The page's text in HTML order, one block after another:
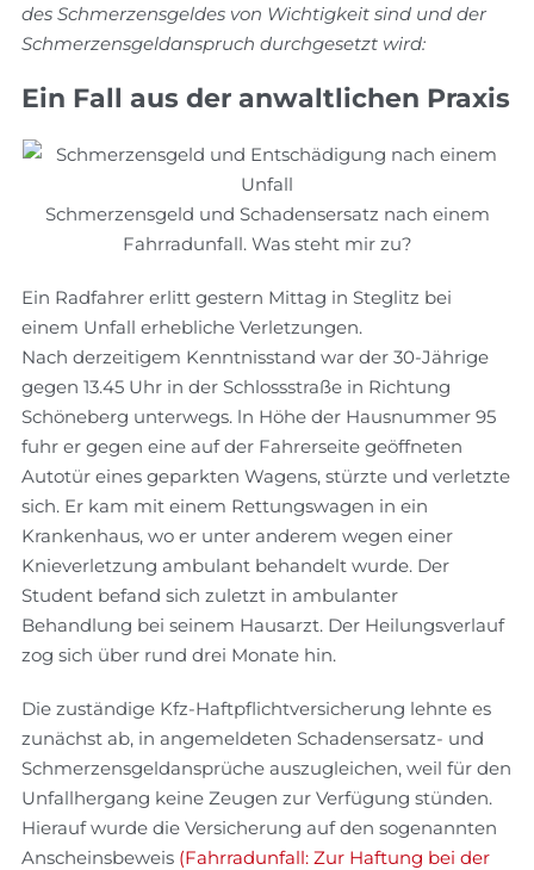
des Schmerzensgeldes von Wichtigkeit sind und der
Schmerzensgeldanspruch durchgesetzt wird:
Ein Fall aus der anwaltlichen Praxis
Schmerzensgeld und Schadensersatz nach einem
Fahrradunfall. Was steht mir zu?
Ein Radfahrer erlitt gestern Mittag in Steglitz bei
einem Unfall erhebliche Verletzungen.
Nach derzeitigem Kenntnisstand war der 30-Jährige
gegen 13.45 Uhr in der Schlossstraße in Richtung
Schöneberg unterwegs. ln Höhe der Hausnummer 95
fuhr er gegen eine auf der Fahrerseite geöffneten
Autotür eines geparkten Wagens, stürzte und verletzte
sich. Er kam mit einem Rettungswagen in ein
Krankenhaus, wo er unter anderem wegen einer
Knieverletzung ambulant behandelt wurde. Der
Student befand sich zuletzt in ambulanter
Behandlung bei seinem Hausarzt. Der Heilungsverlauf
zog sich über rund drei Monate hin.
Die zuständige Kfz-Haftpflichtversicherung lehnte es
zunächst ab, in angemeldeten Schadensersatz- und
Schmerzensgeldansprüche auszugleichen, weil für den
Unfallhergang keine Zeugen zur Verfügung stünden.
Hierauf wurde die Versicherung auf den sogenannten
Anscheinsbeweis (Fahrradunfall: Zur Haftung bei der